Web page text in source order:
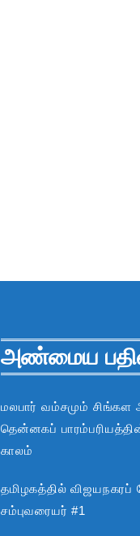
அண்மைய
மலபார் வம்சமும்
தென்னகப்
காலம்
தமிழகத்தில் விஜயநகரப்
சம்புவரையர் #1